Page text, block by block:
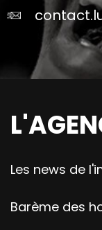
Les news de
Barème des